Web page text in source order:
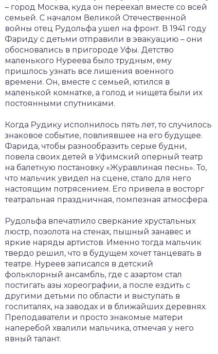
– город Москва, куда он переехал вместе со всей
семьей. С началом Великой Отечественной
войны отец Рудольфа ушел на фронт. В 1941 году
Фариду с детьми отправили в эвакуацию – они
обосновались в пригороде Уфы. Детство
маленького Нуреева было трудным, ему
пришлось узнать все лишения военного
времени. Он, вместе с семьей, ютился в
маленькой комнатке, а голод и нищета были их
постоянными спутниками.
Когда Рудику исполнилось пять лет, то случилось
знаковое событие, повлиявшее на его будущее.
Фарида, чтобы разнообразить серые будни,
повела своих детей в Уфимский оперный театр
на балетную постановку «Журавлиная песнь». То,
что мальчик увидел на сцене, стало для него
настоящим потрясением. Его привела в восторг
театральная праздничная, помпезная атмосфера.
Рудольфа впечатлило сверкание хрустальных
люстр, позолота на стенах, пышный занавес и
яркие наряды артистов. Именно тогда мальчик
твердо решил, что в будущем хочет танцевать в
театре. Нуреев записался в детский
фольклорный ансамбль, где с азартом стал
постигать азы хореографии, а после ездить с
другими детьми по области и выступать в
госпиталях, на заводах и в ближайших деревнях.
Преподаватели и просто знакомые матери
наперебой хвалили мальчика, отмечая у него
явный талант.